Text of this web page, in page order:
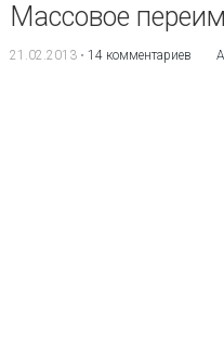
Массовое
21.02.2013• 14 комментариев